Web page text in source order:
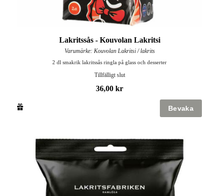
Lakritssås - Kouvolan Lakritsi
Varumärke: Kouvolan Lakritsi / lakrits
2 dl smakrik lakritssås ringla på glass och desserter
Tillfälligt slut
36,00 kr